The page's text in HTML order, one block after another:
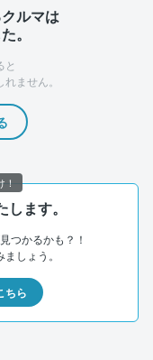
ルマは
。
と
ません。
ます。
つかるかも？！
しょう。
ちら